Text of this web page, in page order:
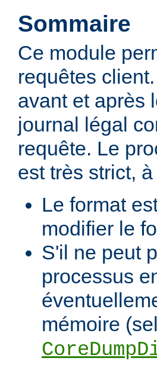
Sommaire
Ce module
requêtes
avant et après
journal légal
requête. Le
est très strict,
Le format
modifier le
S'il ne peut
processus
mémoire